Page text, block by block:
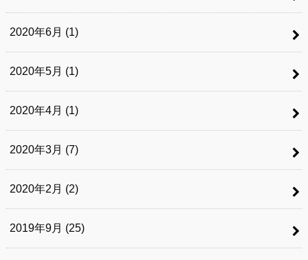
2020年6月 (1)
2020年5月 (1)
2020年4月 (1)
2020年3月 (7)
2020年2月 (2)
2019年9月 (25)